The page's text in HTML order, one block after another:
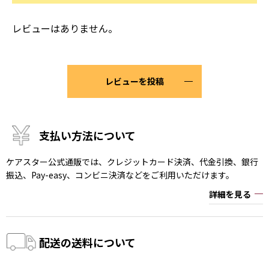
レビューはありません。
レビューを投稿
支払い方法について
ケアスター公式通販では、クレジットカード決済、代金引換、銀行
振込、Pay-easy、コンビニ決済などをご利用いただけます。
詳細を見る
配送の送料について